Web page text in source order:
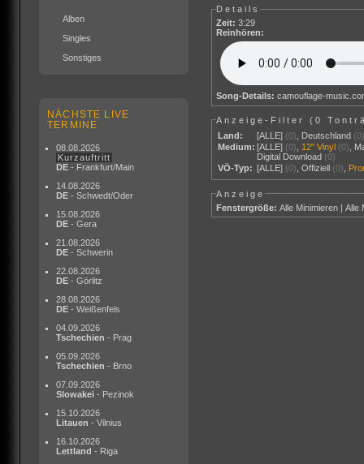
Alben
Singles
Sonstiges
NÄCHSTE LIVE
TERMINE
08.08.2026
Kurzauftritt
DE - Frankfurt/Main
14.08.2026
DE - Schwedt/Oder
15.08.2026
DE - Gera
21.08.2026
DE - Schwerin
22.08.2026
DE - Görlitz
28.08.2026
DE - Weißenfels
04.09.2026
Tschechien - Prag
05.09.2026
Tschechien - Brno
07.09.2026
Slowakei - Pezinok
15.10.2026
Litauen - Vilnius
16.10.2026
Lettland - Riga
Details
Zeit: 3:29
Reinhören:
Song-Details: camouflage-
Anzeige-Filter (0
Land:
[ALLE] (0) Deutschland
Medium: [ALLE] (0) 12" Vinyl (0)
Digital Download (0)
VÖ-Typ: [ALLE] (0) ,Offiziell (0)
Anzeige
Fenstergröße: Alle Minimieren |Alle